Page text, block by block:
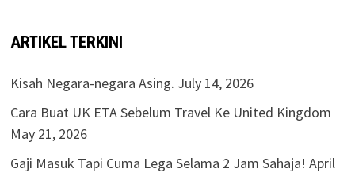
ARTIKEL TERKINI
Kisah Negara-negara Asing. July 14, 2026
Cara Buat UK ETA Sebelum Travel Ke United Kingdom
May 21, 2026
Gaji Masuk Tapi Cuma Lega Selama 2 Jam Sahaja! April